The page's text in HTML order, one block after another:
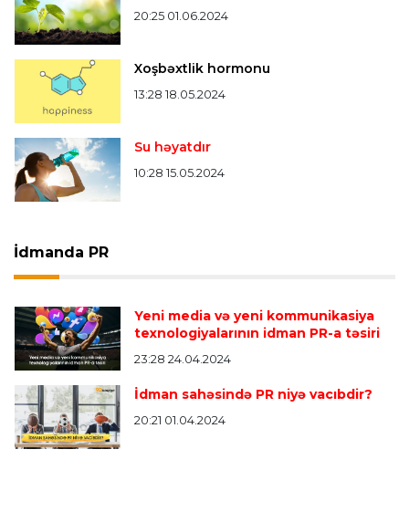
20:25 01.06.2024
Xoşbəxtlik hormonu
13:28 18.05.2024
Su həyatdır
10:28 15.05.2024
İdmanda PR
Yeni media və yeni kommunikasiya
texnologiyalarının idman PR-a təsiri
23:28 24.04.2024
İdman sahəsində PR niyə vacıbdir?
20:21 01.04.2024